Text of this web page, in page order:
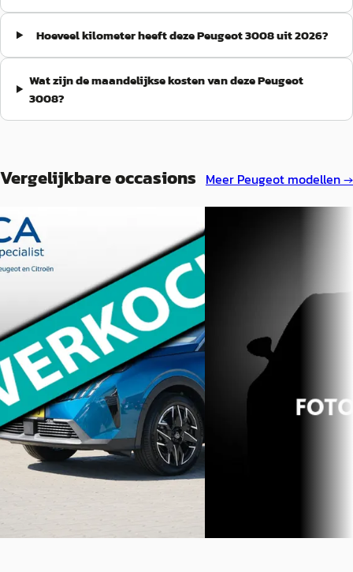
Hoeveel kilometer heeft deze Peugeot 3008 uit 2026?
Wat zijn de maandelijkse kosten van deze Peugeot
3008?
Vergelijkbare occasions Meer Peugeot modellen →
B
Peugeot 3008
1.2 Hybrid 145 Allure
v.a. € 773/mnd
Boven markt
2025 · 40 km · Hybride · Automaat
Autobedrijf W.Karzijn · Doornspijk
4,8(207)
Bekijk aanbieding →
v.a. € 868/mnd
Boven markt
2026 · 50 km · Hybride ·